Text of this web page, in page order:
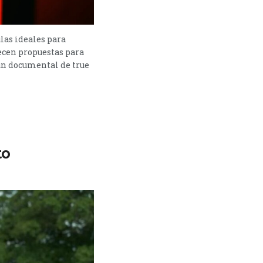
ideales para
propuestas para
documental de true